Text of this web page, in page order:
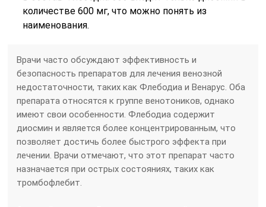
количестве 600 мг, что можно понять из
наименования.
Врачи часто обсуждают эффективность и
безопасность препаратов для лечения венозной
недостаточности, таких как Флебодиа и Венарус. Оба
препарата относятся к группе венотоников, однако
имеют свои особенности. Флебодиа содержит
диосмин и является более концентрированным, что
позволяет достичь более быстрого эффекта при
лечении. Врачи отмечают, что этот препарат часто
назначается при острых состояниях, таких как
тромбофлебит.